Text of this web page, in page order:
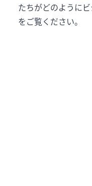
たちがどのように
をご覧ください。